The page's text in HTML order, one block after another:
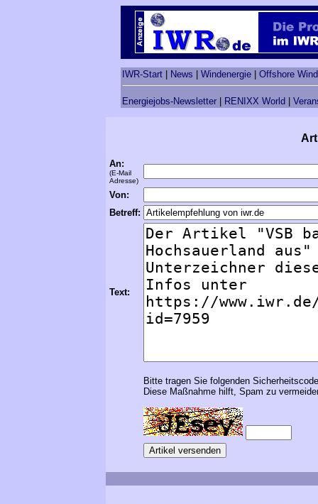
IWR-Start News Windenergie Offshore
Energiejobs-Newsletter RENIXX World
An:
(E-Mail
Adresse)
Von:
Betreff:
Text:
Bitte tragen Sie folgenden
Diese Maßnahme hilft, Spam zu